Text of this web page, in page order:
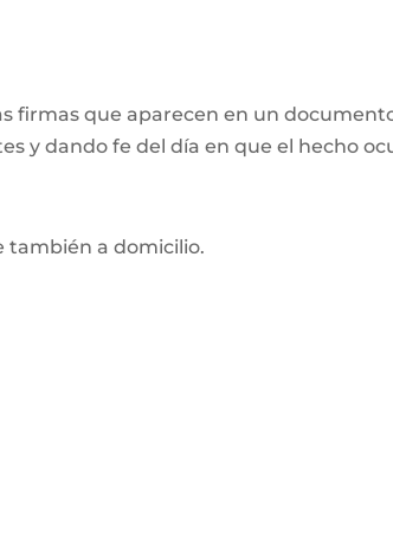
firmas que aparecen en un
y dando fe del día en que el hecho
también a domicilio.